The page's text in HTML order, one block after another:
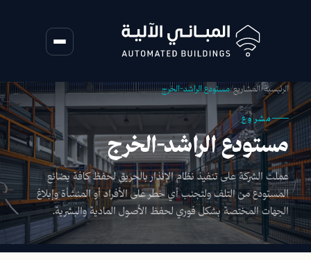
الرئيسية/المشاريع/مستودع الراشد-الخرج
مشروع
مستودع الراشد-الخرج
عملت الشركة على تنفيذ نظام الإنذار بالحريق لحفظ كافة بضائع
المستودع من التلف ولتجنب أي خطر على الأفراد أو المنشأة وإبلاغ
الجهات المختصة بشكل فوري لحفظ الأصول المادية والبشرية.